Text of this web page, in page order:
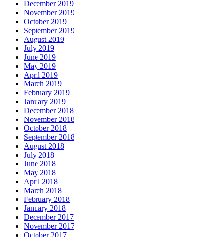
December 2019
November 2019
October 2019
September 2019
August 2019
July 2019
June 2019
May 2019
April 2019
March 2019
February 2019
January 2019
December 2018
November 2018
October 2018
September 2018
August 2018
July 2018
June 2018
May 2018
April 2018
March 2018
February 2018
January 2018
December 2017
November 2017
October 2017